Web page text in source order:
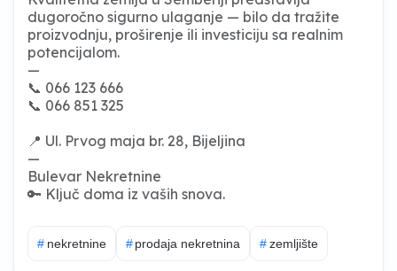
dugoročno sigurno ulaganje — bilo da tražite
proizvodnju, proširenje ili investiciju sa realnim
potencijalom.
—
📞 066 123 666
📞 066 851 325
📍 Ul. Prvog maja br. 28, Bijeljina
—
Bulevar Nekretnine
🔑 Ključ doma iz vaših snova.
# nekretnine # prodaja nekretnina #zemljište